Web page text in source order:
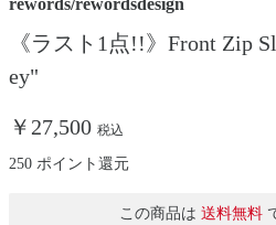
rewords/rewordsdesign
《ラスト1点!!》Front Zip
ey"
￥27,500 税込
250 ポイント還元
この商品は 送料無料